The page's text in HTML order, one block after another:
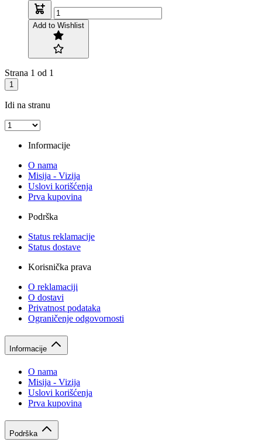
Add to Wishlist
Strana 1 od 1
1
Idi na stranu
Informacije
O nama
Misija - Vizija
Uslovi korišćenja
Prva kupovina
Podrška
Status reklamacije
Status dostave
Korisnička prava
O reklamaciji
O dostavi
Privatnost podataka
Ograničenje odgovornosti
Informacije
O nama
Misija - Vizija
Uslovi korišćenja
Prva kupovina
Podrška